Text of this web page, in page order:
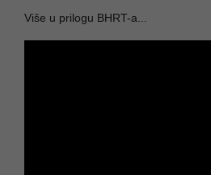
Više u prilogu BHRT-a...